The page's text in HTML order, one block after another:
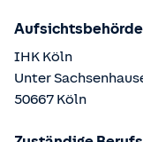
Aufsichtsbehörde
IHK Köln
Unter
50667 Köln